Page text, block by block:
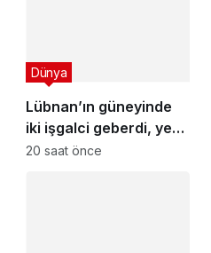
Lübnan’ın güneyinde
iki işgalci geberdi, yedi
işgalci yaralandı
Dünya
20 saat önce